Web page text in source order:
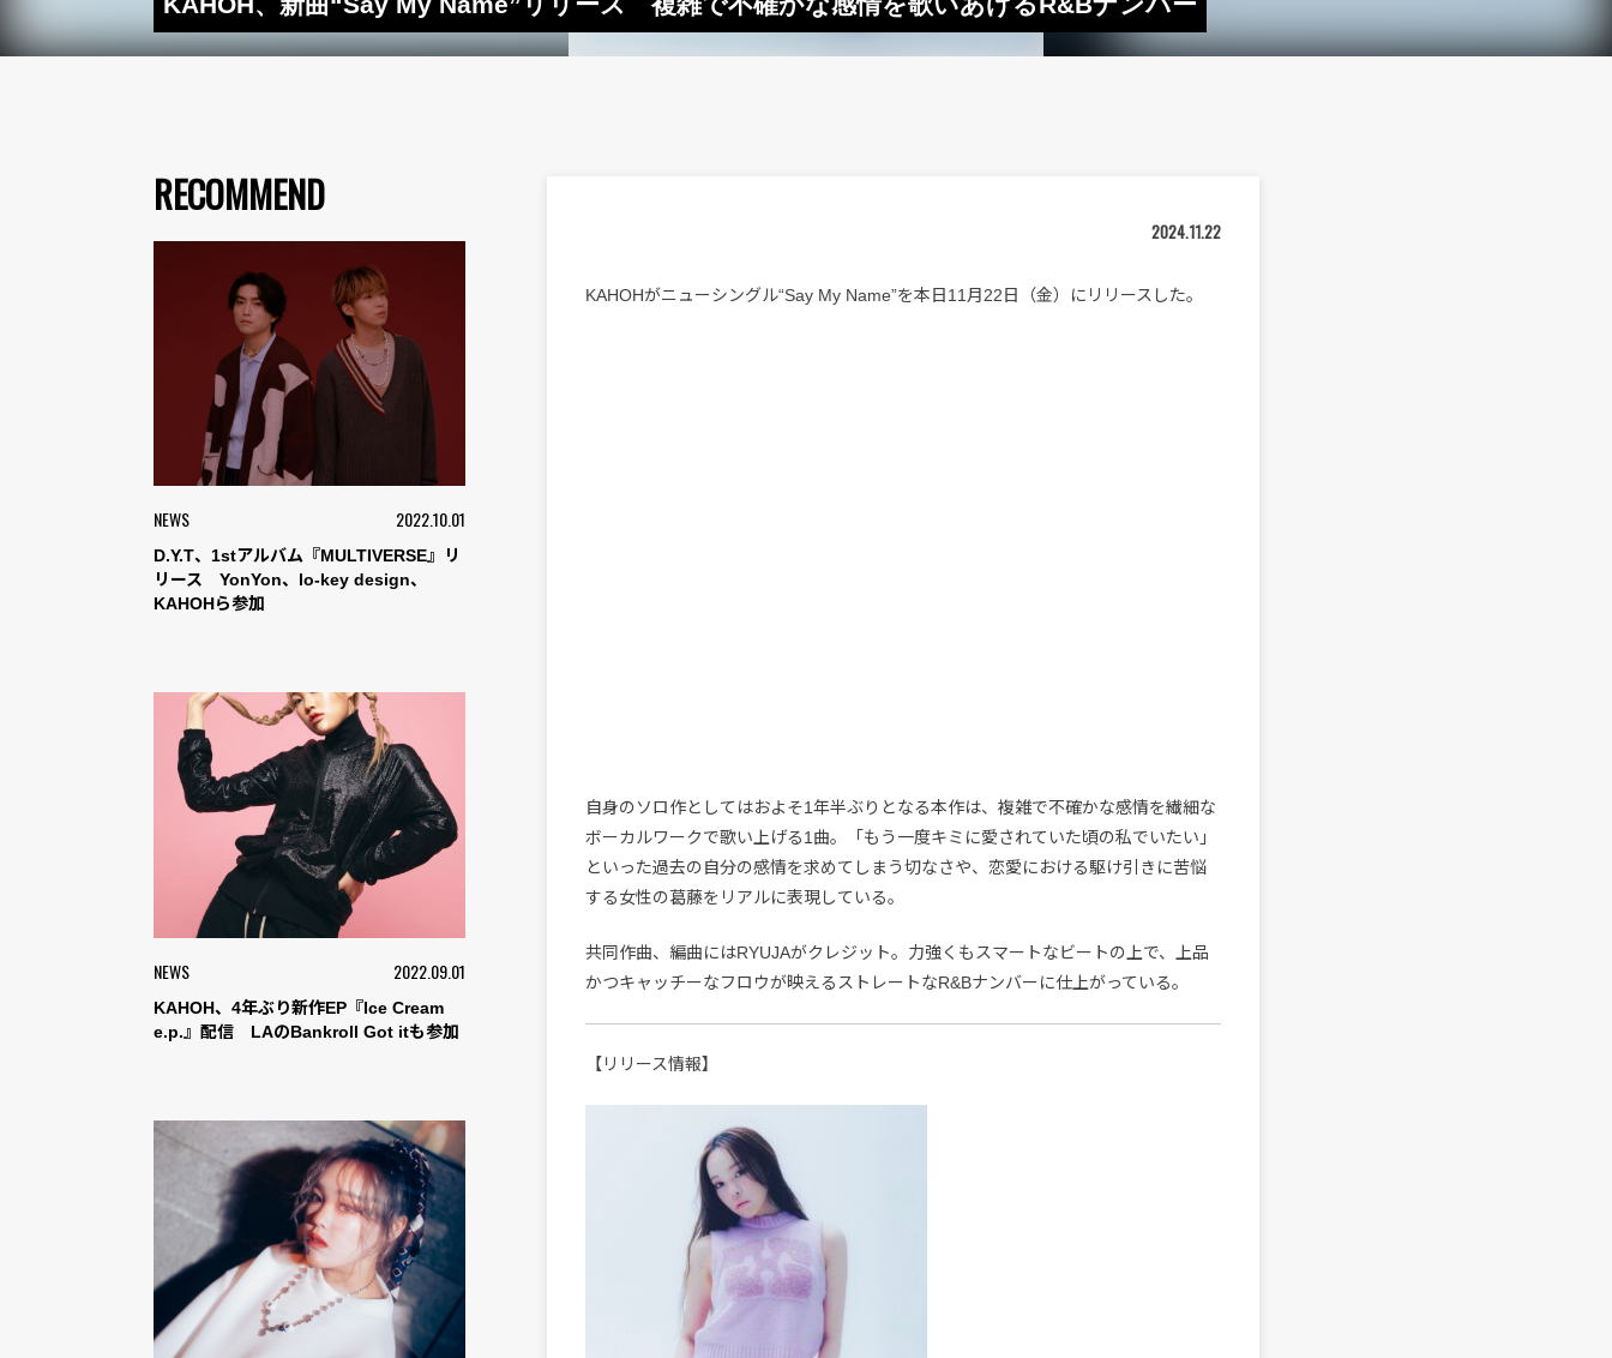
RECOMMEND
NEWS 2022.10.01
D.Y.T、1stアルバム『MULTIVERSE』リ
リース YonYon、lo-key design、
KAHOHら参加
NEWS 2022.09.01
KAHOH、4年ぶり新作EP『Ice Cream
e.p.』配信 LAのBankroll Got itも参加
2024.11.22
KAHOHがニューシングル“Say My Name”を本日11月22日（金）にリリースした。
自身のソロ作としてはおよそ1年半ぶりとなる本作は、複雑で不確かな感情を繊細な
ボーカルワークで歌い上げる1曲。「もう一度キミに愛されていた頃の私でいたい」
といった過去の自分の感情を求めてしまう切なさや、恋愛における駆け引きに苦悩
する女性の葛藤をリアルに表現している。
共同作曲、編曲にはRYUJAがクレジット。力強くもスマートなビートの上で、上品
かつキャッチーなフロウが映えるストレートなR&Bナンバーに仕上がっている。
【リリース情報】